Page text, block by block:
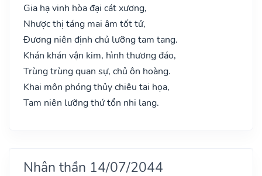
Gia hạ vinh hòa đại cát xương,
Nhược thị táng mai âm tốt tử,
Đương niên định chủ lưỡng tam tang.
Khán khán vận kim, hình thương đáo,
Trùng trùng quan sự, chủ ôn hoàng.
Khai môn phóng thủy chiêu tai họa,
Tam niên lưỡng thứ tổn nhi lang.
Nhân thần 14/07/2044